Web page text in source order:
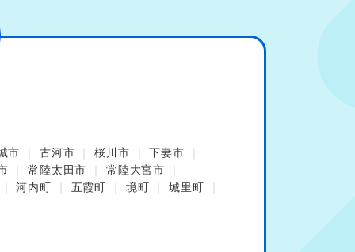
市 古河市 桜川市
下妻市
常陸太田市
常陸大宮市
河内町
五霞町 境町 城里町